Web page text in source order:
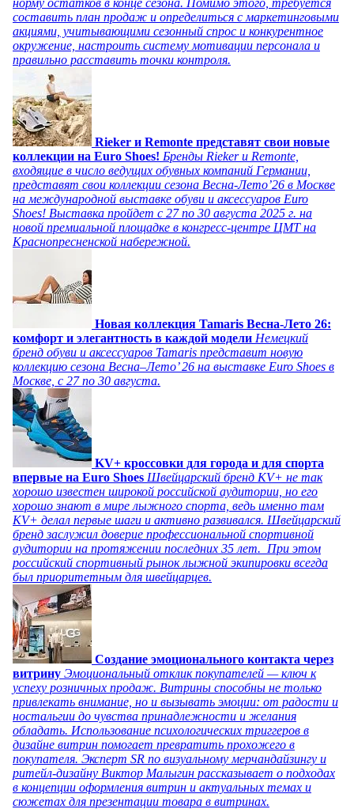
норму остатков в конце сезона. Помимо этого, требуется
составить план продаж и определиться с маркетинговыми
акциями, учитывающими сезонный спрос и конкурентное
окружение, настроить систему мотивации персонала и
правильно расставить точки контроля.
Rieker и Remonte представят свои новые
коллекции на Euro Shoes! Бренды Rieker и Remonte,
входящие в число ведущих обувных компаний Германии,
представят свои коллекции сезона Весна-Лето’26 в Москве
на международной выставке обуви и аксессуаров Euro
Shoes! Выставка пройдет c 27 по 30 августа 2025 г. на
новой премиальной площадке в конгресс-центре ЦМТ на
Краснопресненской набережной.
Новая коллекция Tamaris Весна-Лето 26:
комфорт и элегантность в каждой модели Немецкий
бренд обуви и аксессуаров Tamaris представит новую
коллекцию сезона Весна–Лето’ 26 на выставке Euro Shoes в
Москве, с 27 по 30 августа.
KV+ кроссовки для города и для спорта
впервые на Euro Shoes Швейцарский бренд KV+ не так
хорошо известен широкой российской аудитории, но его
хорошо знают в мире лыжного спорта, ведь именно там
KV+ делал первые шаги и активно развивался. Швейцарский
бренд заслужил доверие профессиональной спортивной
аудитории на протяжении последних 35 лет. При этом
российский спортивный рынок лыжной экипировки всегда
был приоритетным для швейцарцев.
Создание эмоционального контакта через
витрину Эмоциональный отклик покупателей — ключ к
успеху розничных продаж. Витрины способны не только
привлекать внимание, но и вызывать эмоции: от радости и
ностальгии до чувства принадлежности и желания
обладать. Использование психологических триггеров в
дизайне витрин помогает превратить прохожего в
покупателя. Эксперт SR по визуальному мерчандайзингу и
ритейл-дизайну Виктор Малыгин рассказывает о подходах
в концепции оформления витрин и актуальных темах и
сюжетах для презентации товара в витринах.